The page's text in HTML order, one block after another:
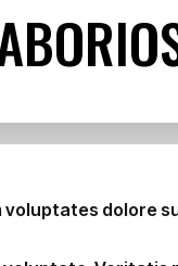
voluptates dolore